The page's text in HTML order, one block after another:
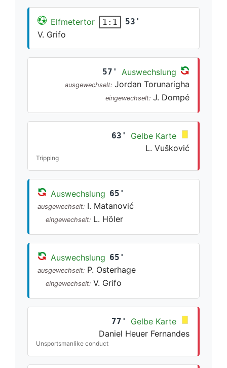
Elfmetertor 1:1 53'
V. Grifo
57' Auswechslung
ausgewechselt: Jordan Torunarigha
eingewechselt: J. Dompé
63'
Gelbe Karte
L. Vušković
Tripping
Auswechslung 65'
ausgewechselt: I. Matanović
eingewechselt: L. Höler
Auswechslung 65'
ausgewechselt: P. Osterhage
eingewechselt: V. Grifo
77'
Gelbe Karte
Daniel Heuer Fernandes
Unsportsmanlike conduct